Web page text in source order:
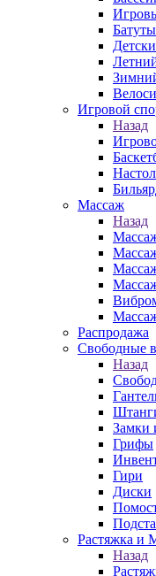
Батуты
Игровой
Назад
Массаж
Назад
Распродажа
Свободные
Назад
Замки
Грифы
Гири
Диски
Растяжка и
Назад